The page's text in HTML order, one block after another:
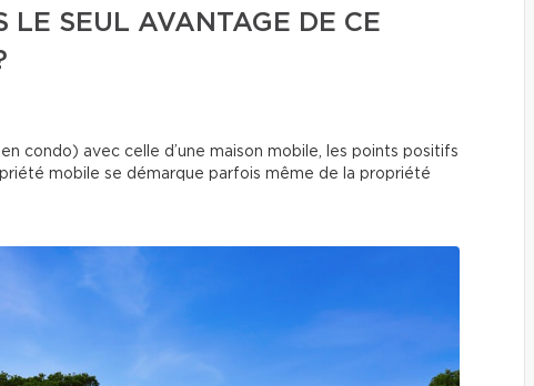
LE SEUL AVANTAGE DE CE
condo) avec celle d’une maison mobile, les points positifs
mobile se démarque parfois même de la propriété